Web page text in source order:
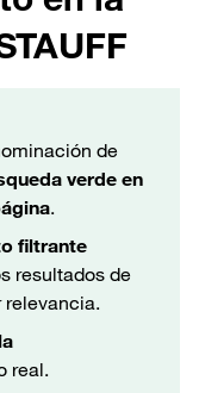
de
verde en
.
filtrante
resultados de
relevancia.
real.